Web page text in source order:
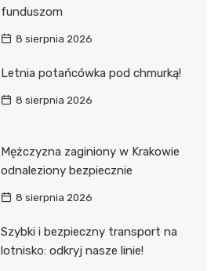
funduszom
8 sierpnia 2026
Letnia potańcówka pod chmurką!
8 sierpnia 2026
Mężczyzna zaginiony w Krakowie
odnaleziony bezpiecznie
8 sierpnia 2026
Szybki i bezpieczny transport na
lotnisko: odkryj nasze linie!